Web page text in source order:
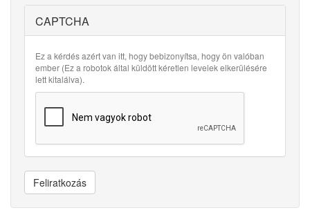
CAPTCHA
Ez a kérdés azért van itt, hogy bebizonyítsa, hogy ön valóban
ember (Ez a robotok által küldött kéretlen levelek elkerülésére
lett kitalálva).
Feliratkozás